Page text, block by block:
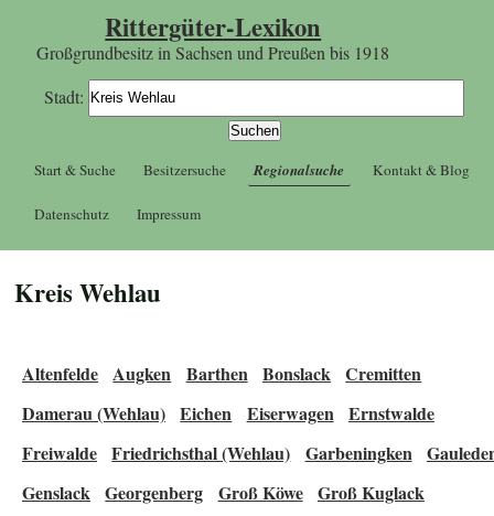
Rittergüter-Lexikon
Großgrundbesitz in Sachsen und Preußen bis 1918
Stadt:
Start & Suche Besitzersuche Regionalsuche Kontakt & Blog
Datenschutz Impressum
Kreis Wehlau
Altenfelde Augken Barthen Bonslack
Cremitten
Damerau (Wehlau) Eichen Eiserwagen Ernstwalde
Freiwalde Friedrichsthal (Wehlau) Garbeningken
Genslack Georgenberg Groß Köwe Groß Kuglack